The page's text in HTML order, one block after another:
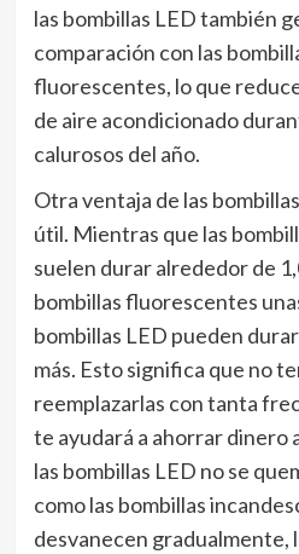
las bombillas LED también
comparación con las
fluorescentes, lo que
de aire acondicionado
calurosos del año.
Otra ventaja de las
útil. Mientras que las
suelen durar alrededor de
bombillas fluorescentes
bombillas LED pueden
más. Esto significa que no
reemplazarlas con tanta
te ayudará a ahorrar dinero
las bombillas LED no se
como las bombillas
desvanecen gradualmente,